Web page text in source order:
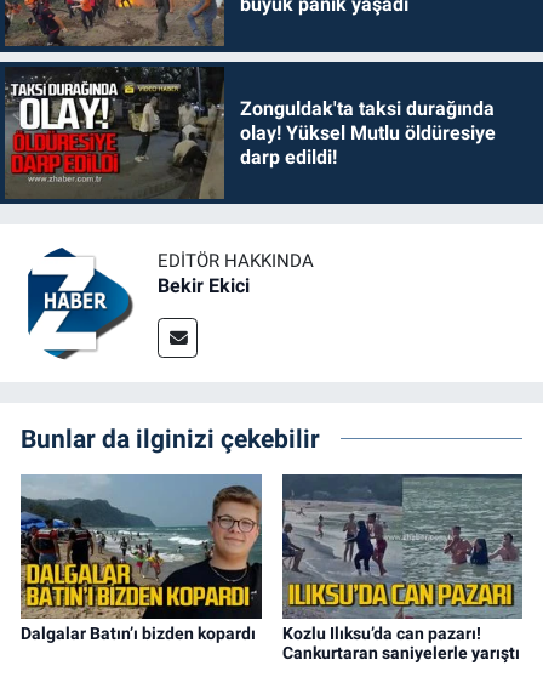
Zonguldak'ta taksi durağında
olay! Yüksel Mutlu öldüresiye
darp edildi!
EDITÖR HAKKINDA
Bekir Ekici
Bunlar da ilginizi çekebilir
Dalgalar Batın’ı bizden kopardı
Kozlu Ilıksu’da can pazarı!
Cankurtaran saniyelerle yarıştı